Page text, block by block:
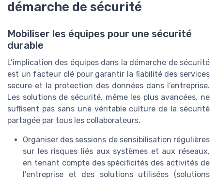
démarche de sécurité
Mobiliser les équipes pour une sécurité
durable
L’implication des équipes dans la démarche de sécurité
est un facteur clé pour garantir la fiabilité des services
secure et la protection des données dans l’entreprise.
Les solutions de sécurité, même les plus avancées, ne
suffisent pas sans une véritable culture de la sécurité
partagée par tous les collaborateurs.
Organiser des sessions de sensibilisation régulières
sur les risques liés aux systèmes et aux réseaux,
en tenant compte des spécificités des activités de
l’entreprise et des solutions utilisées (solutions